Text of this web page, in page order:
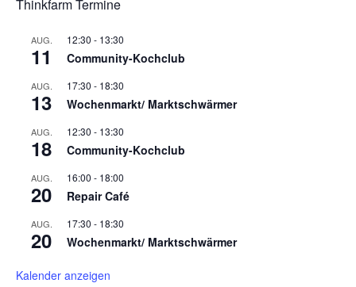
Thinkfarm Termine
AUG.
11
12:30 - 13:30
Community-Kochclub
AUG.
13
17:30 - 18:30
Wochenmarkt/ Marktschwärmer
AUG.
18
12:30 - 13:30
Community-Kochclub
AUG.
20
16:00 - 18:00
Repair Café
AUG.
20
17:30 - 18:30
Wochenmarkt/ Marktschwärmer
Kalender anzeigen